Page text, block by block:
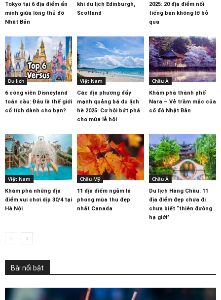
Tokyo tại 6 địa điểm ẩn
mình giữa lòng thủ đô
Nhật Bản
khi du lịch Edinburgh,
Scotland
2025: 20 địa điểm nổi
tiếng bạn không lỡ bỏ
qua
Du lịch
6 công viên Disneyland
toàn cầu: Đâu là thế giới
cổ tích dành cho bạn?
Việt Nam
Các địa phương đẩy
mạnh quảng bá du lịch
hè 2025: Cơ hội bứt phá
cho mùa lễ hội
Châu Á
Khám phá thành phố
Nara – Vẻ trầm mặc của
cố đô Nhật Bản
Việt Nam
Khám phá những địa
điểm vui chơi dịp 30/4 tại
Hà Nội
Châu Mỹ
11 địa điểm ngắm lá
phong mùa thu đẹp
nhất Canada
Châu Á
Du lịch Hàng Châu: 11
địa điểm đẹp chưa đi
chưa biết “thiên đường
hạ giới”
Bài nổi bật